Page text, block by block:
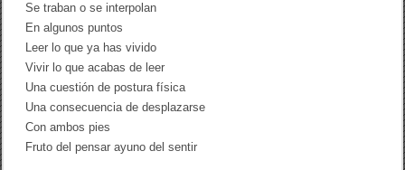
Se traban o se interpolan
En algunos puntos
Leer lo que ya has vivido
Vivir lo que acabas de leer
Una cuestión de postura física
Una consecuencia de desplazarse
Con ambos pies
Fruto del pensar ayuno del sentir